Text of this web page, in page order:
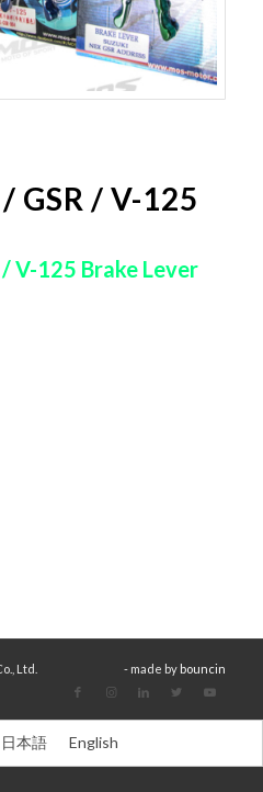
GSR / V-125
V-125 Brake Lever
Ltd. - made by bouncin
日本語 English